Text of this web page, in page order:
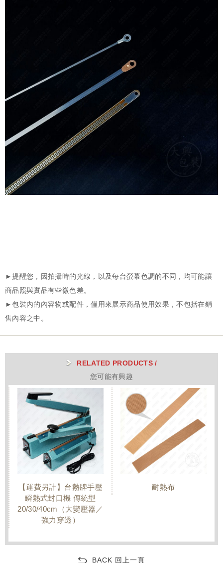
RELATED PRODUCTS /
您可能有興趣
【運費另計】台熱牌手壓
瞬熱式封口機 傳統型
20/30/40cm（大變壓器／
強力穿透）
耐熱布
BACK 回上一頁